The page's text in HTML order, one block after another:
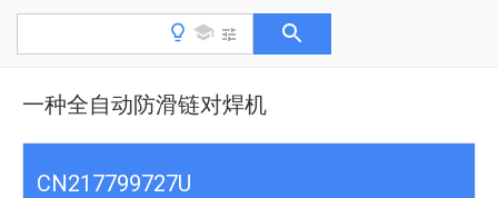
一种全自动防滑链对焊机
CN217799727U